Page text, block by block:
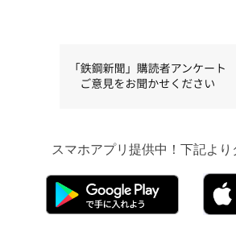
スマホアプリ提供中！下記より